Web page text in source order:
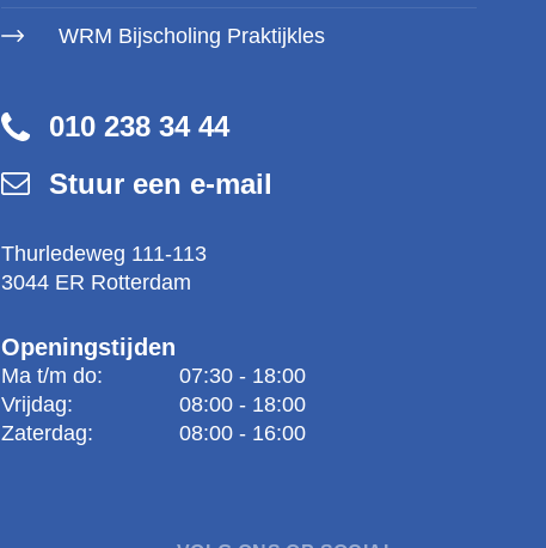
WRM Bijscholing Praktijkles
010 238 34 44
Stuur een e-mail
Thurledeweg 111-113
3044 ER Rotterdam
Openingstijden
Ma t/m do:
07:30 - 18:00
Vrijdag:
08:00 - 18:00
Zaterdag:
08:00 - 16:00